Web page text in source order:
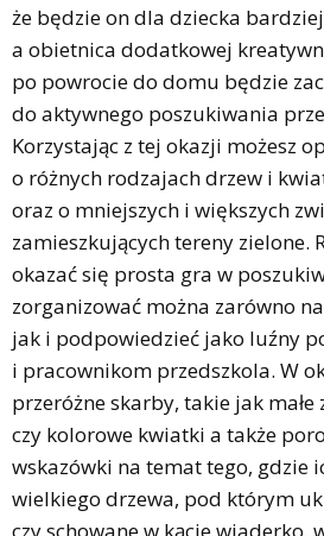
że będzie on dla dziecka
a obietnica dodatkowej
po powrocie do domu będzie
do aktywnego poszukiwania
Korzystając z tej okazji możesz
o różnych rodzajach drzew i
oraz o mniejszych i większych
zamieszkujących tereny zielone.
okazać się prosta gra w
zorganizować można zarówno
jak i podpowiedzieć jako luźny
i pracownikom przedszkola. W
przeróżne skarby, takie jak małe
czy kolorowe kwiatki a także
wskazówki na temat tego, gdzie
wielkiego drzewa, pod którym
czy schowane w kącie wiaderko,